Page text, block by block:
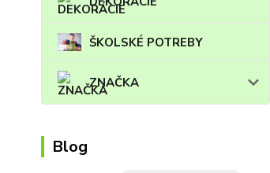
ŠKOLSKÉ POTREBY
ZNAČKA
Blog